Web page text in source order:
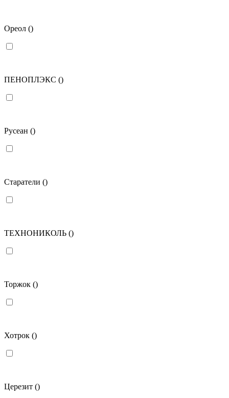
Ореол ()
ПЕНОПЛЭКС ()
Русеан ()
Старатели ()
ТЕХНОНИКОЛЬ ()
Торжок ()
Хотрок ()
Церезит ()